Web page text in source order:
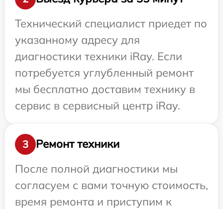
Технический специалист приедет по
указанному адресу для
диагностики техники iRay. Если
потребуется углубленный ремонт
мы бесплатно доставим технику в
сервис в сервисный центр iRay.
3
Ремонт техники
После полной диагностики мы
согласуем с вами точную стоимость,
время ремонта и приступим к